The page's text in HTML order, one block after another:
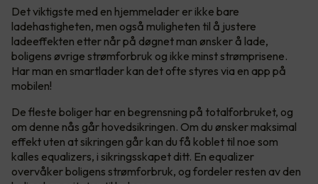
Det viktigste med en hjemmelader er ikke bare
ladehastigheten, men også muligheten til å justere
ladeeffekten etter når på døgnet man ønsker å lade,
boligens øvrige strømforbruk og ikke minst strømprisene.
Har man en smartlader kan det ofte styres via en app på
mobilen!
De fleste boliger har en begrensning på totalforbruket, og
om denne nås går hovedsikringen. Om du ønsker maksimal
effekt uten at sikringen går kan du få koblet til noe som
kalles equalizers, i sikringsskapet ditt. En equalizer
overvåker boligens strømforbruk, og fordeler resten av den